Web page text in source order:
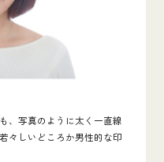
、写真のように太く一直線
々しいどころか男性的な印